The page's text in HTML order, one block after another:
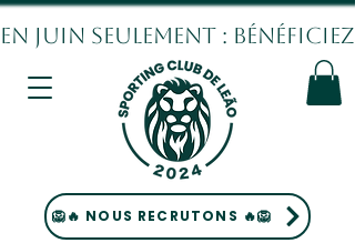
EN JUIN SEULEMENT :
🦁🔥 NOUS RECRUTONS 🔥🦁